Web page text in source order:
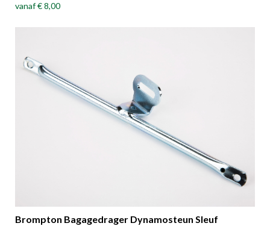
vanaf€ 8,00
Brompton Bagagedrager Dynamosteun Sleuf